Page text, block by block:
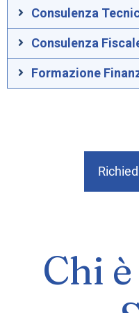
Consulenza
Consulenza
Formazione
Chi